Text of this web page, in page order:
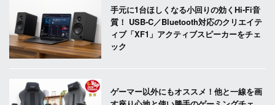
手元に1台ほしくなる小回りの効くHi-Fi音
質！ USB-C／Bluetooth対応のクリエイテ
ィブ「XF1」アクティブスピーカーをチェ
ック
ゲーマー以外にもオススメ！他と一線を画